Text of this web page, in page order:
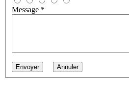
Message *